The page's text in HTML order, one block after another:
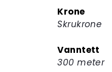
Krone
Skrukrone
Vanntett
300 meter